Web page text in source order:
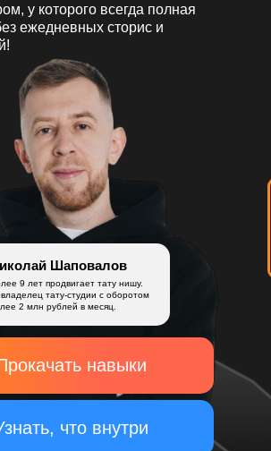
у которого всегда полная
ежедневных сторис и
навыки
что внутри
Шаповалов
9 лет продвигает тату нишу.
тату-студии с оборотом
2 млн рублей в месяц.